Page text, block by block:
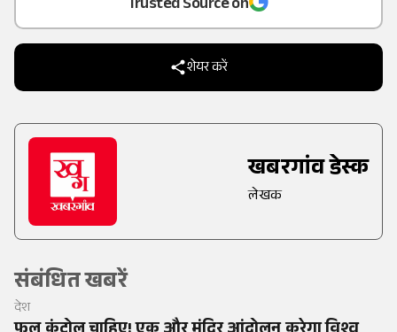
शेयर करें
खबरगांव डेस्क
लेखक
संबंधित खबरें
देश